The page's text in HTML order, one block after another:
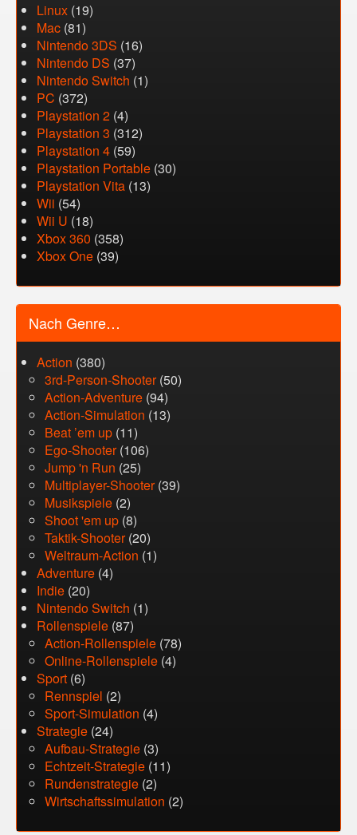
Linux (19)
Mac (81)
Nintendo 3DS (16)
Nintendo DS (37)
Nintendo Switch (1)
PC (372)
Playstation 2 (4)
Playstation 3 (312)
Playstation 4 (59)
Playstation Portable (30)
Playstation Vita (13)
Wii (54)
Wii U (18)
Xbox 360 (358)
Xbox One (39)
Nach Genre…
Action (380)
3rd-Person-Shooter(50)
Action-Adventure (94)
Action-Simulation (13)
Beat ’em up (11)
Ego-Shooter(106)
Jump 'n Run (25)
Multiplayer-Shooter(39)
Musikspiele (2)
Shoot 'em up (8)
Taktik-Shooter(20)
Weltraum-Action (1)
Adventure (4)
Indie (20)
Nintendo Switch (1)
Rollenspiele (87)
Action-Rollenspiele (78)
Online-Rollenspiele (4)
Sport (6)
Rennspiel (2)
Sport-Simulation (4)
Strategie (24)
Aufbau-Strategie (3)
Echtzeit-Strategie (11)
Rundenstrategie (2)
Wirtschaftssimulation (2)